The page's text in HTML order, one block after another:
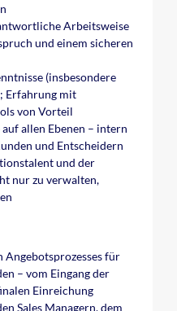
Arbeitsweise
und einem sicheren
(insbesondere
Erfahrung mit
von Vorteil
allen Ebenen – intern
und Entscheidern
und der
nur zu verwalten,
Angebotsprozesses für
– vom Eingang der
Einreichung
Sales Managern, dem